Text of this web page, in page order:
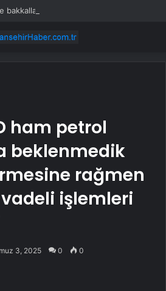
ham petrol
beklenmedik
rağmen
işlemleri
3, 2025 0 0